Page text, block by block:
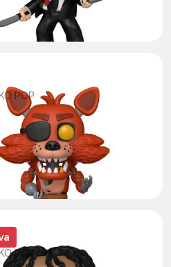
POP
POP